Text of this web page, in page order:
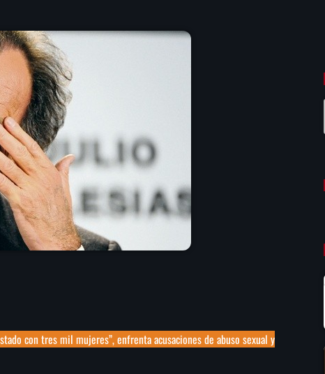
con tres mil mujeres”, enfrenta acusaciones de abuso sexual y